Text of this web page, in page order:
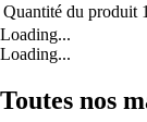
Quantité du produit 1
Loading...
Loading...
Toutes nos